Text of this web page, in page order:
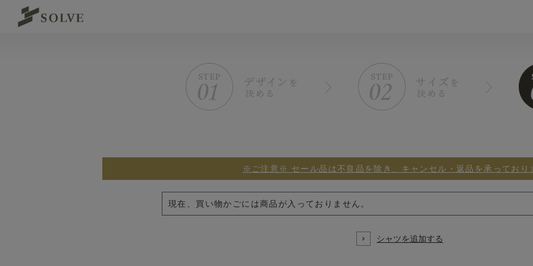
※ご注意※ セール品は不良品を除き、キャンセル・返品を承っており
現在、買い物かごには商品が入っておりません。